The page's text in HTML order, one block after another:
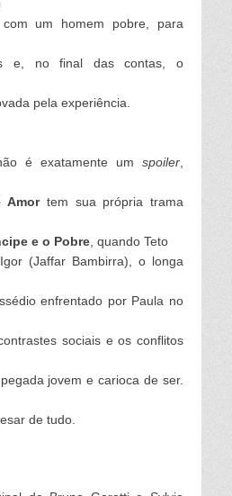
um homem pobre, para
e, no final das contas, o
pela experiência.
é exatamente um spoiler
Amor tem sua própria trama
e o Pobre , quando Teto
(Jaffar Bambirra), o longa
enfrentado por Paula no
sociais e os conflitos
jovem e carioca de ser.
de tudo.